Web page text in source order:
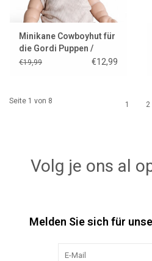
Minikane Cowboyhut für
die Gordi Puppen /
Ausstellungsmodell
€19,99 €12,99
Seite 1 von 8 1 2
Volg je ons al
Melden Sie sich für